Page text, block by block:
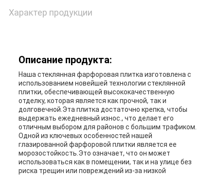
Характер продукции
Описание продукта:
Наша стеклянная фарфоровая плитка изготовлена с
использованием новейшей технологии стеклянной
плитки, обеспечивающей высококачественную
отделку, которая является как прочной, так и
долговечной.Эта плитка достаточно крепка, чтобы
выдержать ежедневный износ., что делает его
отличным выбором для районов с большим трафиком.
Одной из ключевых особенностей нашей
глазированной фарфоровой плитки является ее
морозостойкость.Это означает, что он может
использоваться как в помещении, так и на улице без
риска трещин или повреждений из-за низкой